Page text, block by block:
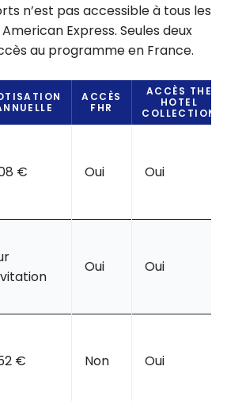
n’est pas accessible à tous les
Express. Seules deux
au programme en France.
ACCÈS
FHR
ACCÈS THE
HOTEL
COLLECTION
€ Oui Oui
Oui Oui
€ Non Oui